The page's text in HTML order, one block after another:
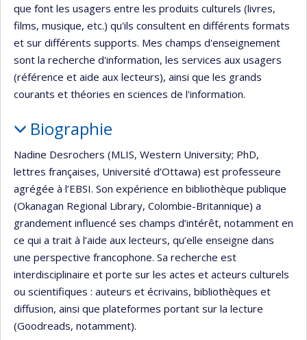
que font les usagers entre les produits culturels (livres,
films, musique, etc.) qu'ils consultent en différents formats
et sur différents supports. Mes champs d'enseignement
sont la recherche d'information, les services aux usagers
(référence et aide aux lecteurs), ainsi que les grands
courants et théories en sciences de l'information.
Biographie
Nadine Desrochers (MLIS, Western University; PhD,
lettres françaises, Université d’Ottawa) est professeure
agrégée à l’EBSI. Son expérience en bibliothèque publique
(Okanagan Regional Library, Colombie-Britannique) a
grandement influencé ses champs d’intérêt, notamment en
ce qui a trait à l’aide aux lecteurs, qu’elle enseigne dans
une perspective francophone. Sa recherche est
interdisciplinaire et porte sur les actes et acteurs culturels
ou scientifiques : auteurs et écrivains, bibliothèques et
diffusion, ainsi que plateformes portant sur la lecture
(Goodreads, notamment).